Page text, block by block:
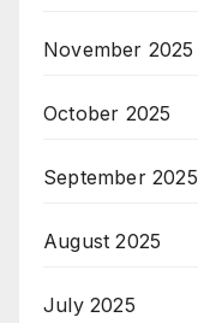
November 2025
October 2025
September 2025
August 2025
July 2025